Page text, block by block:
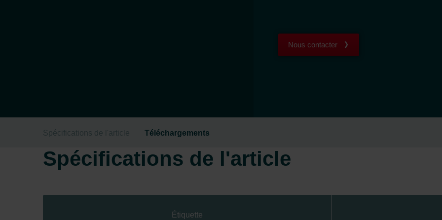
Nous contacter
Spécifications de l'article Téléchargements
Spécifications de l'article
Étiquette